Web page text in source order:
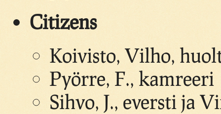
Citizens
Koivisto, Vilho,
Pyörre, F., kamreeri
Sihvo, J., eversti ja